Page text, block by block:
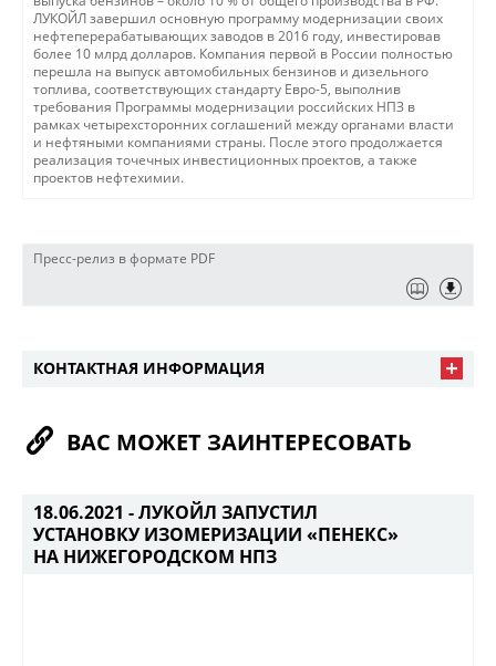
ЛУКОЙЛ завершил основную программу модернизации своих
нефтеперерабатывающих заводов в 2016 году, инвестировав
более 10 млрд долларов. Компания первой в России полностью
перешла на выпуск автомобильных бензинов и дизельного
топлива, соответствующих стандарту Евро-5, выполнив
требования Программы модернизации российских НПЗ в
рамках четырехсторонних соглашений между органами власти
и нефтяными компаниями страны. После этого продолжается
реализация точечных инвестиционных проектов, а также
проектов нефтехимии.
Пресс-релиз в формате PDF
КОНТАКТНАЯ ИНФОРМАЦИЯ
ВАС МОЖЕТ ЗАИНТЕРЕСОВАТЬ
18.06.2021 -ЛУКОЙЛ ЗАПУСТИЛ
УСТАНОВКУ ИЗОМЕРИЗАЦИИ «ПЕНЕКС»
НА НИЖЕГОРОДСКОМ НПЗ